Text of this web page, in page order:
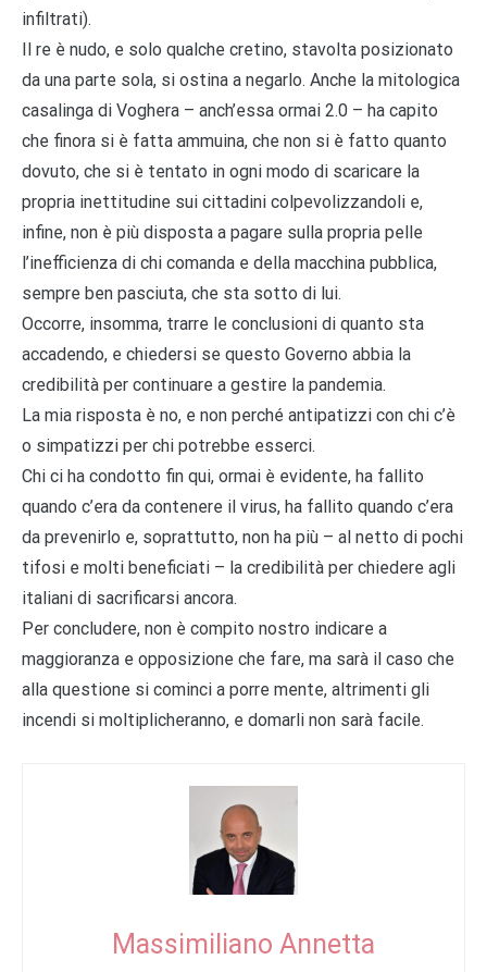
infiltrati).
Il re è nudo, e solo qualche cretino, stavolta posizionato
da una parte sola, si ostina a negarlo. Anche la mitologica
casalinga di Voghera – anch’essa ormai 2.0 – ha capito
che finora si è fatta ammuina, che non si è fatto quanto
dovuto, che si è tentato in ogni modo di scaricare la
propria inettitudine sui cittadini colpevolizzandoli e,
infine, non è più disposta a pagare sulla propria pelle
l’inefficienza di chi comanda e della macchina pubblica,
sempre ben pasciuta, che sta sotto di lui.
Occorre, insomma, trarre le conclusioni di quanto sta
accadendo, e chiedersi se questo Governo abbia la
credibilità per continuare a gestire la pandemia.
La mia risposta è no, e non perché antipatizzi con chi c’è
o simpatizzi per chi potrebbe esserci.
Chi ci ha condotto fin qui, ormai è evidente, ha fallito
quando c’era da contenere il virus, ha fallito quando c’era
da prevenirlo e, soprattutto, non ha più – al netto di pochi
tifosi e molti beneficiati – la credibilità per chiedere agli
italiani di sacrificarsi ancora.
Per concludere, non è compito nostro indicare a
maggioranza e opposizione che fare, ma sarà il caso che
alla questione si cominci a porre mente, altrimenti gli
incendi si moltiplicheranno, e domarli non sarà facile.
Massimiliano Annetta